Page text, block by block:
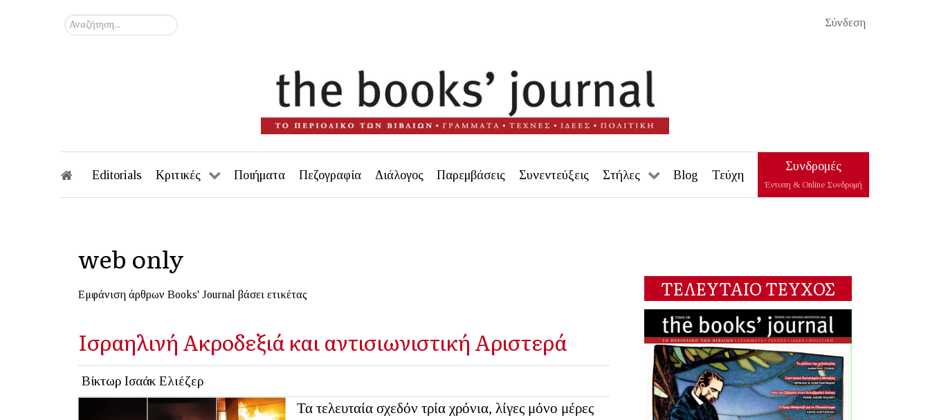
Σύνδεση
Αναζήτηση...
Editorials Κριτικές Ποιήματα Πεζογραφία Διάλογος Παρεμβάσεις Συνεντεύξεις Στήλες Blog Τεύχη
Συνδρομές
Έντυπη & Online Συνδρομή
web only
Εμφάνιση άρθρων Books' Journal βάσει ετικέτας
Ισραηλινή Ακροδεξιά και αντισιωνιστική Αριστερά
Βίκτωρ Ισαάκ Ελιέζερ
Τα τελευταία σχεδόν τρία χρόνια, λίγες μόνο μέρες
ΤΕΛΕΥΤΑΙΟ ΤΕΥΧΟΣ